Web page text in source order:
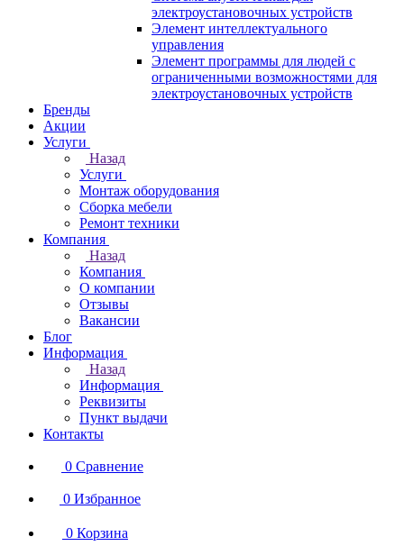
электроустановочных устройств
Элемент интеллектуального
управления
Элемент программы для людей с
ограниченными возможностями для
электроустановочных устройств
Бренды
Акции
Услуги
Назад
Услуги
Монтаж оборудования
Сборка мебели
Ремонт техники
Компания
Назад
Компания
О компании
Отзывы
Вакансии
Блог
Информация
Назад
Информация
Реквизиты
Пункт выдачи
Контакты
0 Сравнение
0 Избранное
0 Корзина